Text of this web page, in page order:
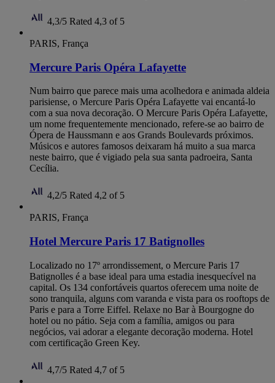
4,3/5 Rated 4,3 of 5
PARIS, França
Mercure Paris Opéra Lafayette
Num bairro que parece mais uma acolhedora e animada aldeia
parisiense, o Mercure Paris Opéra Lafayette vai encantá-lo
com a sua nova decoração. O Mercure Paris Opéra Lafayette,
um nome frequentemente mencionado, refere-se ao bairro de
Ópera de Haussmann e aos Grands Boulevards próximos.
Músicos e autores famosos deixaram há muito a sua marca
neste bairro, que é vigiado pela sua santa padroeira, Santa
Cecília.
4,2/5 Rated 4,2 of 5
PARIS, França
Hotel Mercure Paris 17 Batignolles
Localizado no 17º arrondissement, o Mercure Paris 17
Batignolles é a base ideal para uma estadia inesquecível na
capital. Os 134 confortáveis quartos oferecem uma noite de
sono tranquila, alguns com varanda e vista para os rooftops de
Paris e para a Torre Eiffel. Relaxe no Bar à Bourgogne do
hotel ou no pátio. Seja com a família, amigos ou para
negócios, vai adorar a elegante decoração moderna. Hotel
com certificação Green Key.
4,7/5 Rated 4,7 of 5